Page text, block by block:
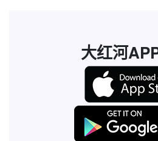
大红河